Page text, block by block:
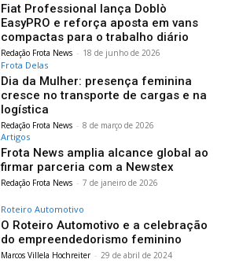
Fiat Professional lança Doblò
EasyPRO e reforça aposta em vans
compactas para o trabalho diário
Redação Frota News - 18 de junho de 2026
Frota Delas
Dia da Mulher: presença feminina
cresce no transporte de cargas e na
logística
Redação Frota News - 8 de março de 2026
Artigos
Frota News amplia alcance global ao
firmar parceria com a Newstex
Redação Frota News - 7 de janeiro de 2026
Roteiro Automotivo
O Roteiro Automotivo e a celebração
do empreendedorismo feminino
Marcos Villela Hochreiter - 29 de abril de 2024